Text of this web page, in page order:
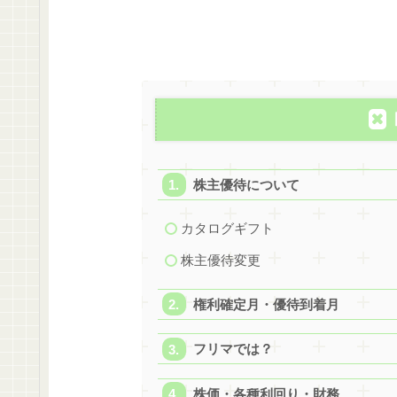
株主優待について
カタログギフト
株主優待変更
権利確定月・優待到着月
フリマでは？
株価・各種利回り・財務